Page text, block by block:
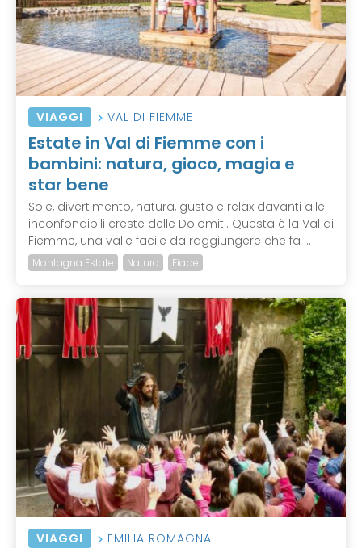
VIAGGI VAL DI FIEMME
Estate in Val di Fiemme con i
bambini: natura, gioco, magia e
star bene
Sole, divertimento, natura, gusto e relax davanti alle
inconfondibili creste delle Dolomiti. Questa è la Val di
Fiemme, una valle facile da raggiungere che fa ...
Montagna Estate Natura Fiabe
VIAGGI EMILIA ROMAGNA